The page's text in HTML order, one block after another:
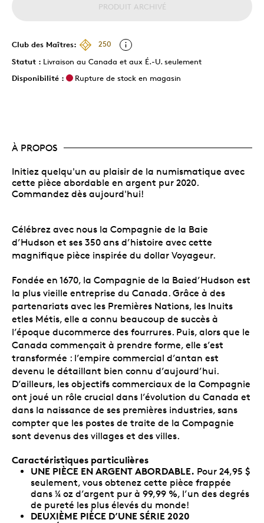
PRODUIT ARCHIVÉ
Club des Maîtres:
250
Statut : Livraison au Canada et aux É.-U. seulement
Disponibilité :
Rupture de stock en magasin
À PROPOS
Initiez quelqu'un au plaisir de la numismatique avec
cette pièce abordable en argent pur 2020.
Commandez dès aujourd'hui!
Célébrez avec nous la Compagnie de la Baie
d’Hudson et ses 350 ans d’histoire avec cette
magnifique pièce inspirée du dollar Voyageur.
Fondée en 1670, la Compagnie de la Baied’Hudson est
la plus vieille entreprise du Canada. Grâce à des
partenariats avec les Premières Nations, les Inuits
etles Métis, elle a connu beaucoup de succès à
l’époque ducommerce des fourrures. Puis, alors que le
Canada commençait à prendre forme, elle s’est
transformée : l’empire commercial d’antan est
devenu le détaillant bien connu d’aujourd’hui.
D’ailleurs, les objectifs commerciaux de la Compagnie
ont joué un rôle crucial dans l’évolution du Canada et
dans la naissance de ses premières industries, sans
compter que les postes de traite de la Compagnie
sont devenus des villages et des villes.
Caractéristiques particulières
UNE PIÈCE EN ARGENT ABORDABLE. Pour 24,95 $
seulement, vous obtenez cette pièce frappée
dans ¼ oz d’argent pur à 99,99 %, l’un des degrés
de pureté les plus élevés du monde!
DEUXIÈME PIÈCE D’UNE SÉRIE 2020